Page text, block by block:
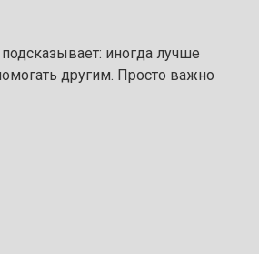
иногда лучше
другим. Просто важно